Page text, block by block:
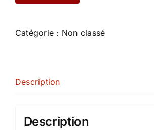
Catégorie : Non classé
Description
Description